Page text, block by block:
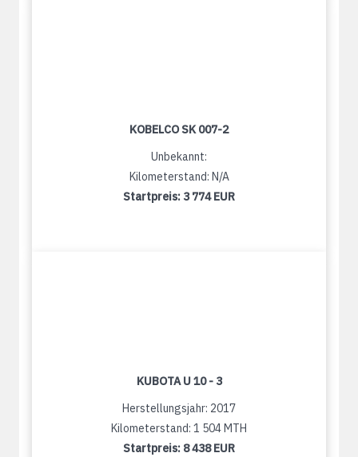
KOBELCO SK 007-2
Unbekannt:
Kilometerstand: N/A
Startpreis: 3 774 EUR
KUBOTA U 10 - 3
Herstellungsjahr: 2017
Kilometerstand: 1 504 MTH
Startpreis: 8 438 EUR